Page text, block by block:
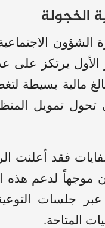
الخجولة
كشفت مديرة
يرتكز على
مالية بسيطة
تمويل
فقد أعلنت
لدعم هذه
جلسات
المتاحة.